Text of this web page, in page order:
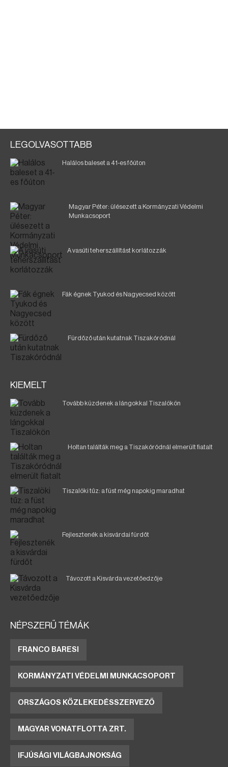
LEGOLVASOTTABB
Halálos baleset a 41-es főúton
Magyar Péter: ülésezett a Kormányzati Védelmi
Munkacsoport
A vasúti teherszállítást korlátozzák
Fák égnek Tyukod és Nagyecsed között
Fürdőző után kutatnak Tiszakóródnál
KIEMELT
Tovább küzdenek a lángokkal Tiszalökön
Holtan találták meg a Tiszakóródnál elmerült fiatalt
Tiszalöki tűz: a füst még napokig maradhat
Fejlesztenék a kisvárdai fürdőt
Távozott a Kisvárda vezetőedzője
NÉPSZERŰ TÉMÁK
FRANCO BARESI
KORMÁNYZATI VÉDELMI MUNKACSOPORT
ORSZÁGOS KÖZLEKEDÉSSZERVEZŐ
MAGYAR VONATFLOTTA ZRT.
IFJÚSÁGI VILÁGBAJNOKSÁG